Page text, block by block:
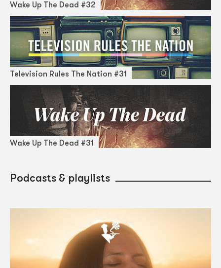
Wake Up The Dead #32
Television Rules The Nation #31
Wake Up The Dead #31
Podcasts & playlists